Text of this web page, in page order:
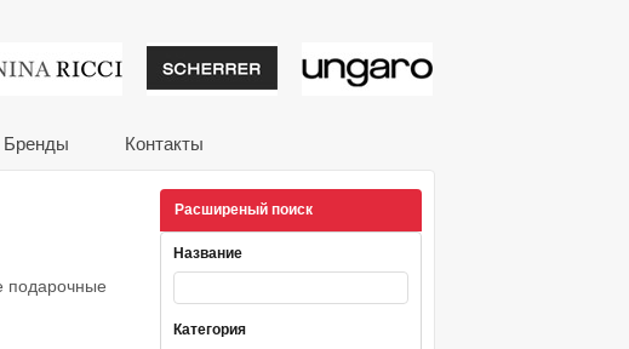
подарки от
Бренды Контакты
Расширеный поиск
Название
Категория
подарочные